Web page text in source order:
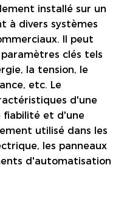
installé sur un
à divers systèmes
Il peut
clés tels
la tension, le
etc. Le
d'une
fiabilité et d'une
utilisé dans les
les panneaux
d'automatisation